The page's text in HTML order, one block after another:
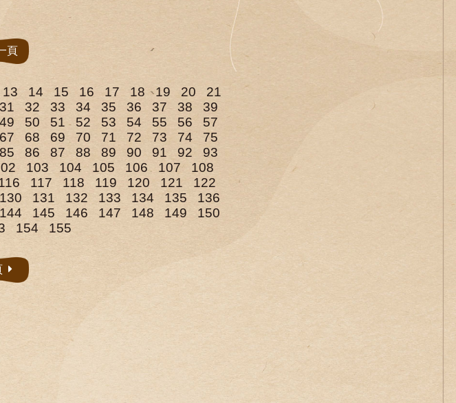
頁
13 14 15 16 17 18 19 20
21
31 32 33 34 35 36 37 38
39
49 50 51 52 53 54 55 56
57
67 68 69 70 71 72 73 74
75
85 86 87 88 89 90 91 92
93
103 104 105 106 107
108
117 118 119 120 121
122
130 131 132 133 134 135
136
144 145 146 147 148 149
150
154 155